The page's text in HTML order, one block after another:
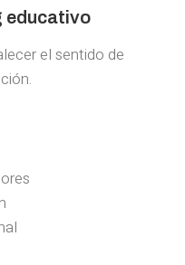
educativo
el sentido de